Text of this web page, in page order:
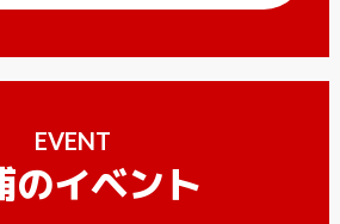
EVENT
のイベント